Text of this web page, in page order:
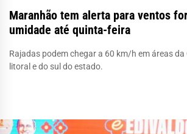
Maranhão tem alerta para ventos
umidade até quinta-feira
Rajadas podem chegar a 60 km/h em áreas da
litoral e do sul do estado.